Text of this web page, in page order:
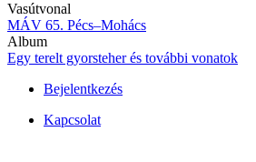
Vasútvonal
MÁV 65. Pécs–Mohács
Album
Egy terelt gyorsteher és további vonatok
Bejelentkezés
Kapcsolat